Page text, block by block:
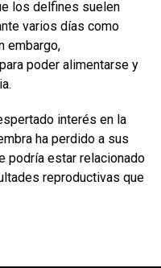
los delfines suelen
varios días como
embargo,
poder alimentarse y
interés en la
ha perdido a sus
podría estar relacionado
reproductivas que